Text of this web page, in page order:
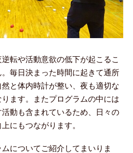
転や活動意欲の低下が起こるこ
毎日決まった時間に起きて通所
と体内時計が整い、夜も適切な
ます。またプログラムの中には
動も含まれているため、日々の
にもつながります。
についてご紹介してまいりま